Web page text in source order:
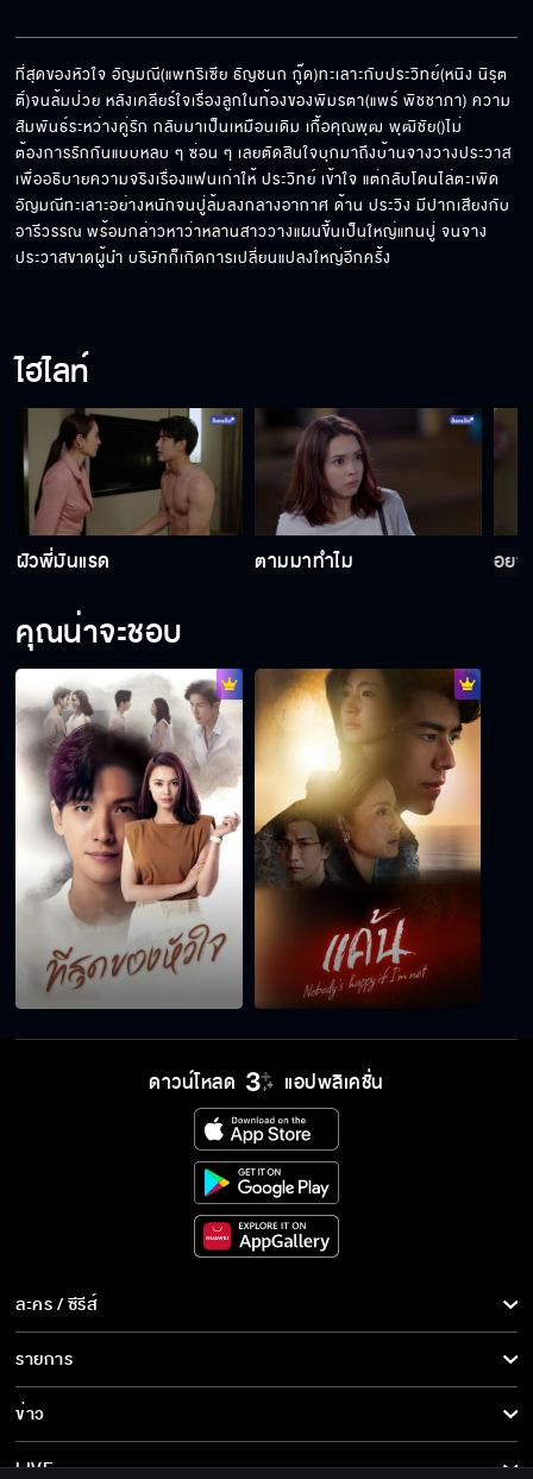
สัญญาได้มั้ยว่าแกจะไม่หักหลังฉัน
ไม่มีใครอยากเจ็บซ้ำๆ เพราะเรื่องเดิมๆ
ออกไปอยู่ที่อื่นเถอะ เดี๋ยวใครจะเข้าใจผิดว่าเราคบ
กัน
ฉันคงกลายเป็นคนโง่ ที่ยอมให้คุณหลอกง่ายๆ
ขอโอกาสผมเถอะนะ ให้ผมได้ทำให้คุณยิ้มแบบมี
ความสุขอีกครั้ง
เหมือนเพิ่งเอาของจากกระเป๋า แล้วก็เก็บเลย
ขอโทษนะ ผมดีใจจริงๆ ที่ได้เจอ อัญ
ยิ่งฉันเห็นหน้าคุณ ฉันก็ยิ่งเจ็บที่ปล่อยให้คุณ
ถ้าผมมีโอกาสอย่างเขา ผมจะไม่มีวันทำให้คุณ
เสียใจเลย
หน้าด้าน สันดานเสีย
ที่สุดของหัวใจ อัญมณี(แพทริเซีย ธัญชนก กู๊ด)ทะเลาะกับประวิทย์(หนิง นิรุต
ติ์)จนล้มป่วย หลังเคลียร์ใจเรื่องลูกในท้องของพิมรตา(แพร์ พิชชาภา) ความ
สัมพันธ์ระหว่างคู่รัก กลับมาเป็นเหมือนเดิม เกื้อคุณพุฒ พุฒิชัย()ไม่
ต้องการรักกันแบบหลบ ๆ ซ่อน ๆ เลยตัดสินใจบุกมาถึงบ้านจางวางประวาส
เพื่ออธิบายความจริงเรื่องแฟนเก่าให้ ประวิทย์ เข้าใจ แต่กลับโดนไล่ตะเพิด
อัญมณีทะเลาะอย่างหนักจนปู่ล้มลงกลางอากาศ ด้าน ประวิง มีปากเสียงกับ
อารีวรรณ พร้อมกล่าวหาว่าหลานสาววางแผนขึ้นเป็นใหญ่แทนปู่ จนจาง
ประวาสขาดผู้นำ บริษัทก็เกิดการเปลี่ยนแปลงใหญ่อีกครั้ง
ไฮไลท์
ผัวพี่มันแรด ตามมาทำไม อยา
คุณน่าจะชอบ
ดาวน์โหลด แอปพลิเคชั่น
ละคร / ซีรีส์
ละคร/ซีรีส์
ซีรีส์นานาชาติ
การ์ตูน & เกม
รายการ
รายการทั้งหมด
ข่าว
ข่าวทั้งหมด
LIVE